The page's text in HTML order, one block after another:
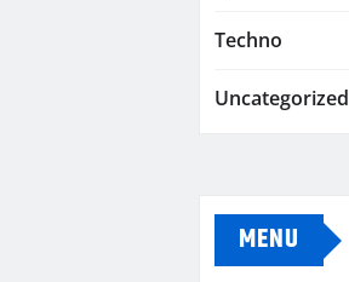
Techno
Uncategorized
MENU